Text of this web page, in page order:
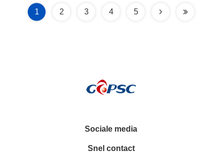
1 2 3 4 5
Sociale media
Snel contact